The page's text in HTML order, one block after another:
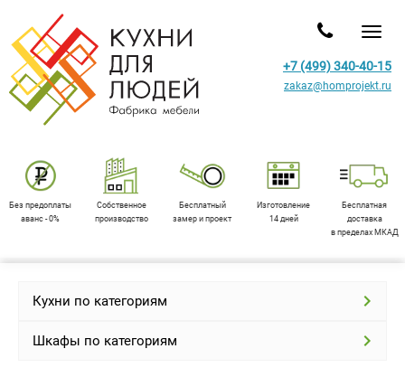
Без предоплаты
аванс - 0%
Собственное
производство
Бесплатный
замер и проект
Изготовление
14 дней
Бесплатная
доставка
в пределах МКАД
+7 (499) 340-40-15
zakaz@homprojekt.ru
Кухни по категориям
Шкафы по категориям